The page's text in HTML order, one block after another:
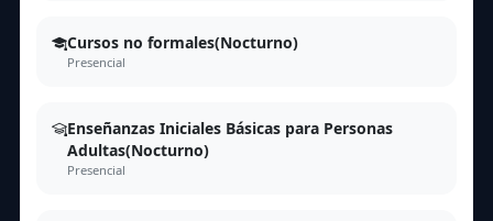
Cursos no formales(Nocturno)
Presencial
Enseñanzas Iniciales Básicas para Personas
Adultas(Nocturno)
Presencial